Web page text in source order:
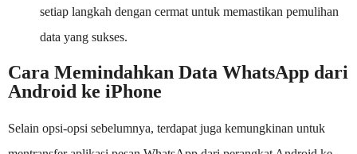
setiap langkah dengan cermat untuk memastikan pemulihan
data yang sukses.
Cara Memindahkan Data WhatsApp dari
Android ke iPhone
Selain opsi-opsi sebelumnya, terdapat juga kemungkinan untuk